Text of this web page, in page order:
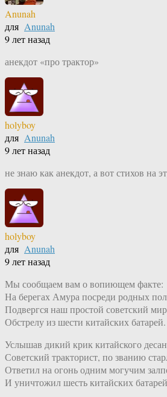
Anunah
для Anunah
9 лет назад
анекдот «про трактор»
holyboy
для Anunah
9 лет назад
не знаю как анекдот, а вот стихов на
holyboy
для Anunah
9 лет назад
Мы сообщаем вам о вопиющем факте:
На берегах Амура посреди родных
Подвергся наш простой советский
Обстрелу из шести китайских батарей.
Услышав дикий крик китайского
Советский тракторист, по званию
Ответил на огонь одним могучим
И уничтожил шесть китайских